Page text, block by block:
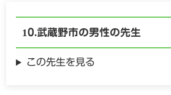
武蔵野市の男性の先生
この先生を見る